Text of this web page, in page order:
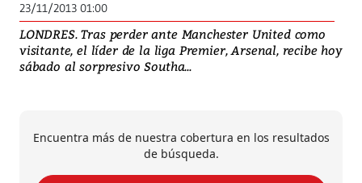
23/11/2013 01:00
LONDRES. Tras perder ante Manchester United como
visitante, el líder de la liga Premier, Arsenal, recibe hoy
sábado al sorpresivo Southa...
Encuentra más de nuestra cobertura en los resultados
de búsqueda.